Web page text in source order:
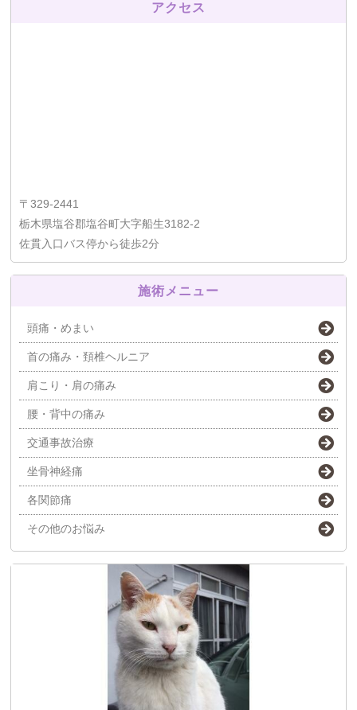
アクセス
〒329-2441
栃木県塩谷郡塩谷町大字船生3182-2
佐貫入口バス停から徒歩2分
施術メニュー
頭痛・めまい
首の痛み・頚椎ヘルニア
肩こり・肩の痛み
腰・背中の痛み
交通事故治療
坐骨神経痛
各関節痛
その他のお悩み